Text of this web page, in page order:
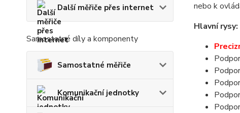
Další měřiče přes internet
Samostatné díly a komponenty
Samostatné měřiče
Komunikační jednotky
nebo k
Hlavní rysy: